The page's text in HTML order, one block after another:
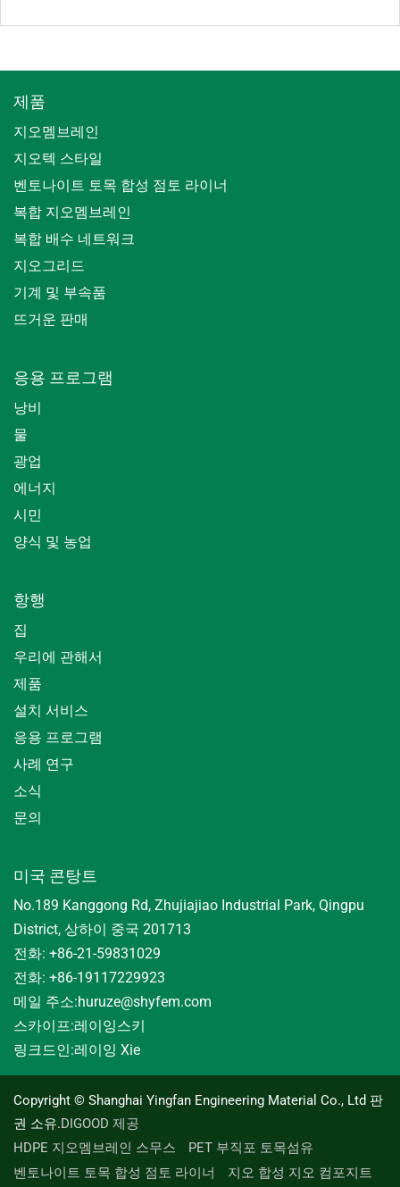
제품
지오멤브레인
지오텍 스타일
벤토나이트 토목 합성 점토 라이너
복합 지오멤브레인
복합 배수 네트워크
지오그리드
기계 및 부속품
뜨거운 판매
응용 프로그램
낭비
물
광업
에너지
시민
양식 및 농업
항행
집
우리에 관해서
제품
설치 서비스
응용 프로그램
사례 연구
소식
문의
미국 콘탕트
No.189 Kanggong Rd, Zhujiajiao Industrial Park, Qingpu
District, 상하이 중국 201713
전화: +86-21-59831029
전화: +86-19117229923
메일 주소:huruze@shyfem.com
스카이프:레이잉스키
링크드인:레이잉 Xie
Copyright © Shanghai Yingfan Engineering Material Co., Ltd 판
권 소유.DIGOOD 제공
HDPE 지오멤브레인 스무스
PET 부직포 토목섬유
벤토나이트 토목 합성 점토 라이너
지오 합성 지오 컴포지트